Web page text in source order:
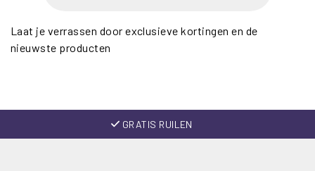
Laat je verrassen door exclusieve kortingen en de
nieuwste producten
GRATIS RUILEN